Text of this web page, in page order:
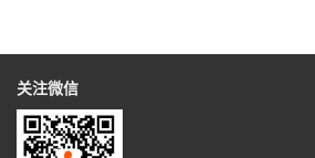
关注微信